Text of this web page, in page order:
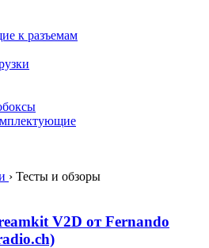
к разъемам
› Тесты и обзоры
V2D от Fernando